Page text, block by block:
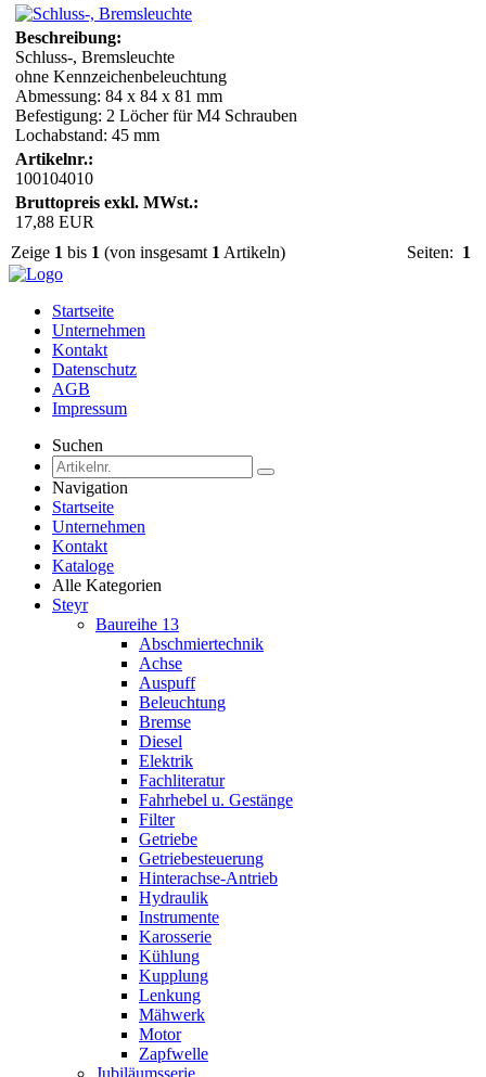
Beschreibung:
Schluss-, Bremsleuchte
ohne Kennzeichenbeleuchtung
Abmessung: 84 x 84 x 81 mm
Befestigung: 2 Löcher für M4 Schrauben
Lochabstand: 45 mm
Artikelnr.:
100104010
Bruttopreis exkl. MWst.:
17,88 EUR
Zeige 1 bis 1 (von insgesamt 1 Artikeln) Seiten: 1
Startseite
Unternehmen
Kontakt
Datenschutz
AGB
Impressum
Suchen
Navigation
Startseite
Unternehmen
Kontakt
Kataloge
Alle Kategorien
Steyr
Baureihe 13
Abschmiertechnik
Achse
Auspuff
Beleuchtung
Bremse
Diesel
Elektrik
Fachliteratur
Fahrhebel u. Gestänge
Filter
Getriebe
Getriebesteuerung
Hinterachse-Antrieb
Hydraulik
Instrumente
Karosserie
Kühlung
Kupplung
Lenkung
Mähwerk
Motor
Zapfwelle
Jubiläumsserie